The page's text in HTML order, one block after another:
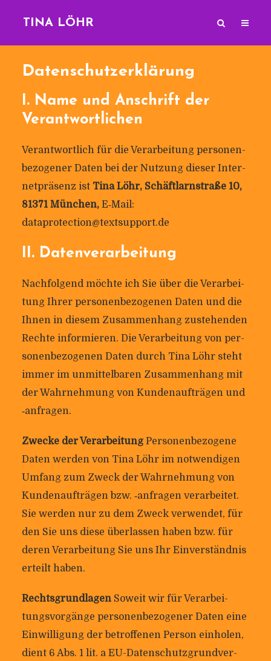
TINA LÖHR
Daten­schutz­er­klä­rung
I. Name und Anschrift der
Verantwortlichen
Ver­ant­wort­lich für die Ver­ar­bei­tung per­so­nen­
be­zo­gener Daten bei der Nut­zung dieser Inter­
net­prä­senz ist Tina Löhr, Schäft­larn­straße 10,
81371 München, E‑Mail:
dataprotection@textsupport.de
II. Daten­ver­ar­bei­tung
Nach­fol­gend möchte ich Sie über die Ver­ar­bei­
tung Ihrer per­so­nen­be­zo­genen Daten und die
Ihnen in diesem Zusam­men­hang zuste­henden
Rechte infor­mieren. Die Ver­ar­bei­tung von per­
so­nen­be­zo­genen Daten durch Tina Löhr steht
immer im unmit­tel­baren Zusam­men­hang mit
der Wahr­neh­mung von Kun­den­auf­trägen und
‑anfragen.
Zwecke der Ver­ar­bei­tungPer­so­nen­be­zo­gene
Daten werden von Tina Löhr im not­wen­digen
Umfang zum Zweck der Wahr­neh­mung von
Kun­den­auf­trägen bzw. ‑anfragen ver­ar­beitet.
Sie werden nur zu dem Zweck ver­wendet, für
den Sie uns diese über­lassen haben bzw. für
deren Ver­ar­bei­tung Sie uns Ihr Ein­ver­ständnis
erteilt haben.
Rechts­grund­lagen Soweit wir für Ver­ar­bei­
tungs­vor­gänge per­so­nen­be­zo­gener Daten eine
Ein­wil­li­gung der betrof­fenen Person ein­holen,
dient 6 Abs. 1 lit. a EU-Daten­schutz­grund­ver­